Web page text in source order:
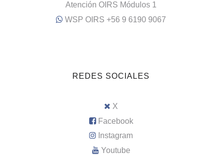
Atención OIRS Módulos 1
WSP OIRS +56 9 6190 9067
REDES SOCIALES
X
Facebook
Instagram
Youtube